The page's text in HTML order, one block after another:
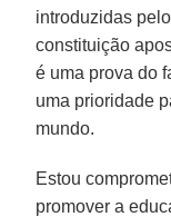
introduzidas pelo
constituição
é uma prova do
uma prioridade
mundo.
Estou
promover a